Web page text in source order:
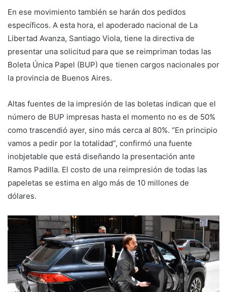
En ese movimiento también se harán dos pedidos
específicos. A esta hora, el apoderado nacional de La
Libertad Avanza, Santiago Viola, tiene la directiva de
presentar una solicitud para que se reimpriman todas las
Boleta Única Papel (BUP) que tienen cargos nacionales por
la provincia de Buenos Aires.
Altas fuentes de la impresión de las boletas indican que el
número de BUP impresas hasta el momento no es de 50%
como trascendió ayer, sino más cerca al 80%. “En principio
vamos a pedir por la totalidad”, confirmó una fuente
inobjetable que está diseñando la presentación ante
Ramos Padilla. El costo de una reimpresión de todas las
papeletas se estima en algo más de 10 millones de
dólares.